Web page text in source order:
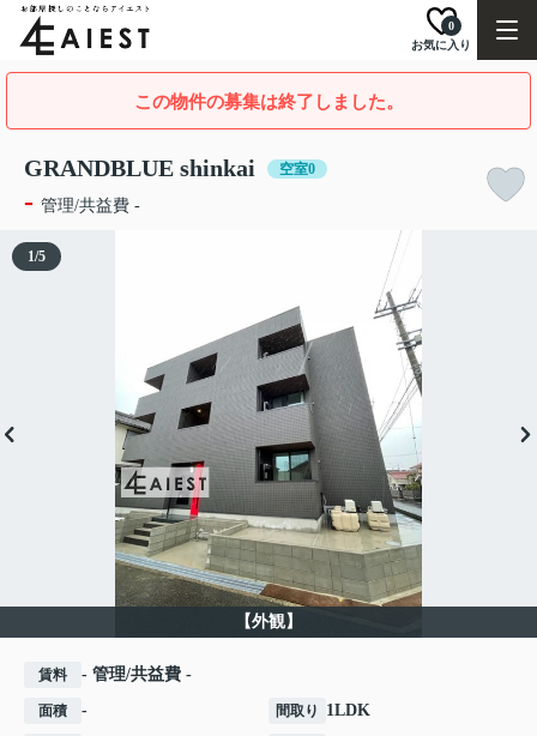
お気に入り
0
この物件の募集は終了しました。
GRANDBLUE shinkai 空室0
- 管理/共益費 -
【外観】
1/5
賃料 - 管理/共益費 -
面積 - 間取り 1LDK